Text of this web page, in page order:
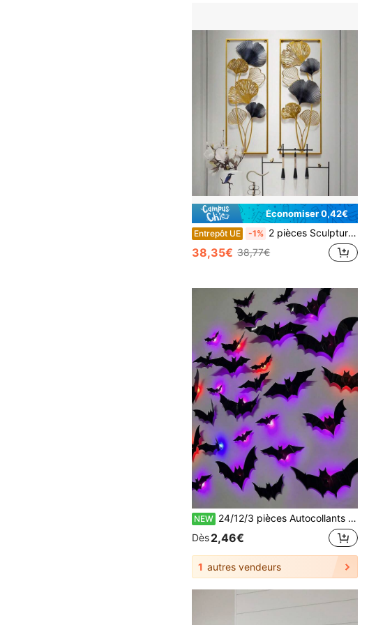
Économiser 0,42€
Entrepôt UE -1% 2 pièces Sculpture de feuilles de ginkgo Futchoy, décoration murale en métal, décoration murale 85*31*5cm, décorations de Noël dorées pour la maison, cadeaux de Noël, décoration de Noël
38,35€ 38,77€
NEW 24/12/3 pièces Autocollants de chauve-souris 3D phosphorescents, Décalcomanies murales lumineuses d'Halloween, Autocollants de fenêtre effrayants amovibles pour porte de garage, jardin, maison, fête, bar
Dès2,46€
1 autres vendeurs